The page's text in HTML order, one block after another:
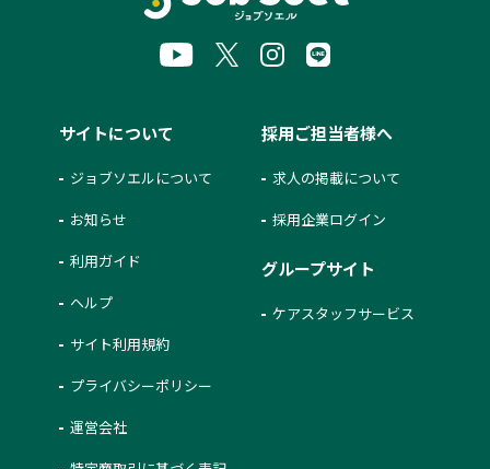
サイトについて
ジョブソエルについて
お知らせ
利用ガイド
ヘルプ
サイト利用規約
プライバシーポリシー
運営会社
採用ご担当者様へ
求人の掲載について
採用企業ログイン
グループサイト
ケアスタッフサービス